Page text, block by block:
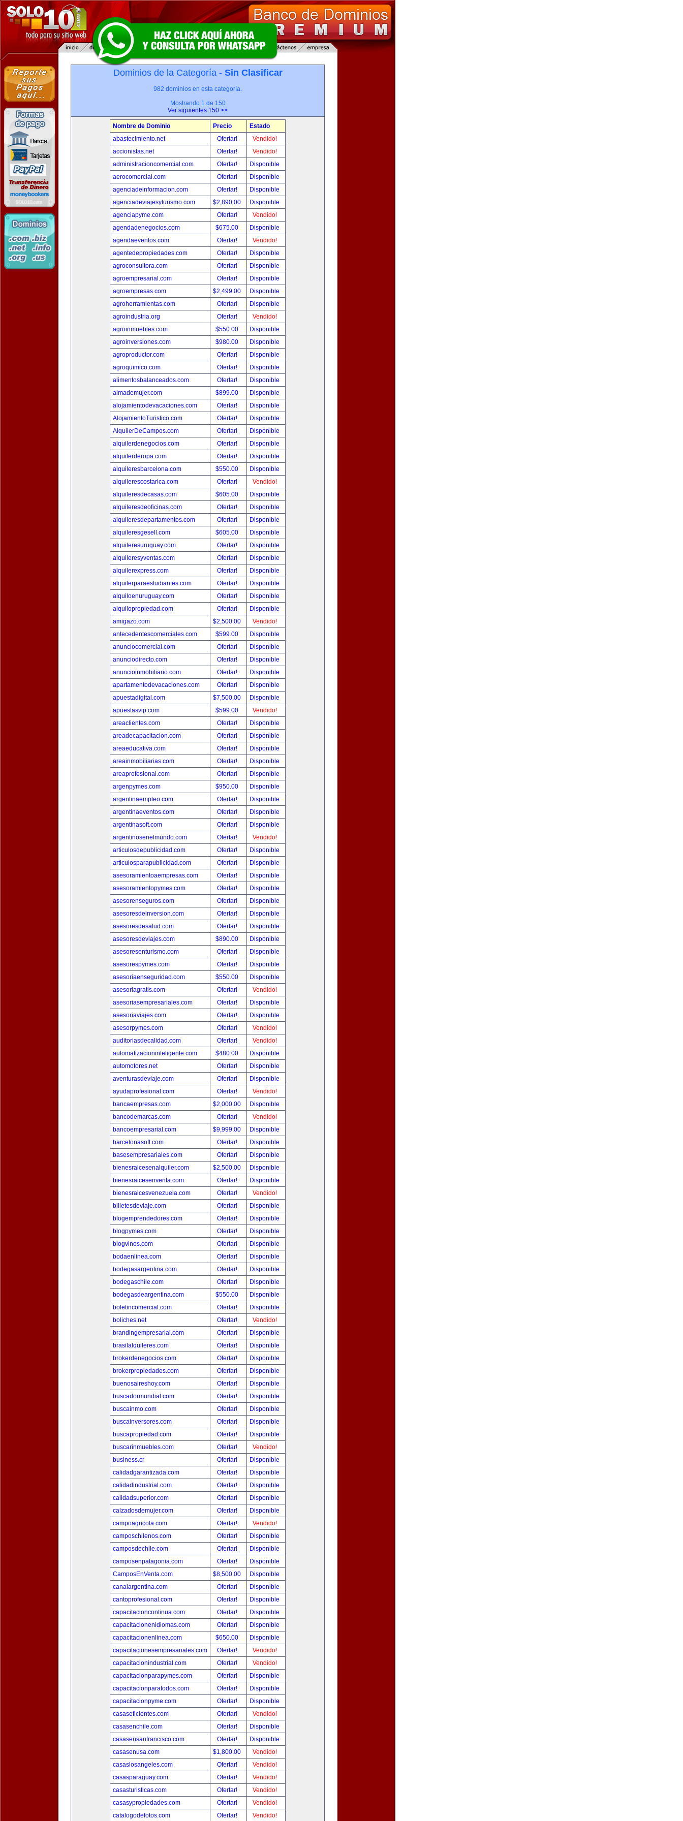
Dominios de la Categoría - Sin Clasificar
982 dominios en esta categoría.
Mostrando 1 de 150
Ver siguientes 150 >>
Nombre de Dominio Precio
Estado
abastecimiento.net
Ofertar!
Vendido!
accionistas.net
Ofertar!
Vendido!
administracioncomercial.com
Ofertar!
Disponible
aerocomercial.com
Ofertar!
Disponible
agenciadeinformacion.com
Ofertar!
Disponible
agenciadeviajesyturismo.com
$2,890.00
Disponible
agenciapyme.com
Ofertar!
Vendido!
agendadenegocios.com
$675.00
Disponible
agendaeventos.com
Ofertar!
Vendido!
agentedepropiedades.com
Ofertar!
Disponible
agroconsultora.com
Ofertar!
Disponible
agroempresarial.com
Ofertar!
Disponible
agroempresas.com
$2,499.00
Disponible
agroherramientas.com
Ofertar!
Disponible
agroindustria.org
Ofertar!
Vendido!
agroinmuebles.com
$550.00
Disponible
agroinversiones.com
$980.00
Disponible
agroproductor.com
Ofertar!
Disponible
agroquimico.com
Ofertar!
Disponible
alimentosbalanceados.com
Ofertar!
Disponible
almademujer.com
$899.00
Disponible
alojamientodevacaciones.com
Ofertar!
Disponible
AlojamientoTuristico.com
Ofertar!
Disponible
AlquilerDeCampos.com
Ofertar!
Disponible
alquilerdenegocios.com
Ofertar!
Disponible
alquilerderopa.com
Ofertar!
Disponible
alquileresbarcelona.com
$550.00
Disponible
alquilerescostarica.com
Ofertar!
Vendido!
alquileresdecasas.com
$605.00
Disponible
alquileresdeoficinas.com
Ofertar!
Disponible
alquileresdepartamentos.com
Ofertar!
Disponible
alquileresgesell.com
$605.00
Disponible
alquileresuruguay.com
Ofertar!
Disponible
alquileresyventas.com
Ofertar!
Disponible
alquilerexpress.com
Ofertar!
Disponible
alquilerparaestudiantes.com
Ofertar!
Disponible
alquiloenuruguay.com
Ofertar!
Disponible
alquilopropiedad.com
Ofertar!
Disponible
amigazo.com
$2,500.00
Vendido!
antecedentescomerciales.com
$599.00
Disponible
anunciocomercial.com
Ofertar!
Disponible
anunciodirecto.com
Ofertar!
Disponible
anuncioinmobiliario.com
Ofertar!
Disponible
apartamentodevacaciones.com
Ofertar!
Disponible
apuestadigital.com
$7,500.00
Disponible
apuestasvip.com
$599.00
Vendido!
areaclientes.com
Ofertar!
Disponible
areadecapacitacion.com
Ofertar!
Disponible
areaeducativa.com
Ofertar!
Disponible
areainmobiliarias.com
Ofertar!
Disponible
areaprofesional.com
Ofertar!
Disponible
argenpymes.com
$950.00
Disponible
argentinaempleo.com
Ofertar!
Disponible
argentinaeventos.com
Ofertar!
Disponible
argentinasoft.com
Ofertar!
Disponible
argentinosenelmundo.com
Ofertar!
Vendido!
articulosdepublicidad.com
Ofertar!
Disponible
articulosparapublicidad.com
Ofertar!
Disponible
asesoramientoaempresas.com
Ofertar!
Disponible
asesoramientopymes.com
Ofertar!
Disponible
asesorenseguros.com
Ofertar!
Disponible
asesoresdeinversion.com
Ofertar!
Disponible
asesoresdesalud.com
Ofertar!
Disponible
asesoresdeviajes.com
$890.00
Disponible
asesoresenturismo.com
Ofertar!
Disponible
asesorespymes.com
Ofertar!
Disponible
asesoriaenseguridad.com
$550.00
Disponible
asesoriagratis.com
Ofertar!
Vendido!
asesoriasempresariales.com
Ofertar!
Disponible
asesoriaviajes.com
Ofertar!
Disponible
asesorpymes.com
Ofertar!
Vendido!
auditoriasdecalidad.com
Ofertar!
Vendido!
automatizacioninteligente.com
$480.00
Disponible
automotores.net
Ofertar!
Disponible
aventurasdeviaje.com
Ofertar!
Disponible
ayudaprofesional.com
Ofertar!
Vendido!
bancaempresas.com
$2,000.00
Disponible
bancodemarcas.com
Ofertar!
Vendido!
bancoempresarial.com
$9,999.00
Disponible
barcelonasoft.com
Ofertar!
Disponible
basesempresariales.com
Ofertar!
Disponible
bienesraicesenalquiler.com
$2,500.00
Disponible
bienesraicesenventa.com
Ofertar!
Disponible
bienesraicesvenezuela.com
Ofertar!
Vendido!
billetesdeviaje.com
Ofertar!
Disponible
blogemprendedores.com
Ofertar!
Disponible
blogpymes.com
Ofertar!
Disponible
blogvinos.com
Ofertar!
Disponible
bodaenlinea.com
Ofertar!
Disponible
bodegasargentina.com
Ofertar!
Disponible
bodegaschile.com
Ofertar!
Disponible
bodegasdeargentina.com
$550.00
Disponible
boletincomercial.com
Ofertar!
Disponible
boliches.net
Ofertar!
Vendido!
brandingempresarial.com
Ofertar!
Disponible
brasilalquileres.com
Ofertar!
Disponible
brokerdenegocios.com
Ofertar!
Disponible
brokerpropiedades.com
Ofertar!
Disponible
buenosaireshoy.com
Ofertar!
Disponible
buscadormundial.com
Ofertar!
Disponible
buscainmo.com
Ofertar!
Disponible
buscainversores.com
Ofertar!
Disponible
buscapropiedad.com
Ofertar!
Disponible
buscarinmuebles.com
Ofertar!
Vendido!
business.cr
Ofertar!
Disponible
calidadgarantizada.com
Ofertar!
Disponible
calidadindustrial.com
Ofertar!
Disponible
calidadsuperior.com
Ofertar!
Disponible
calzadosdemujer.com
Ofertar!
Disponible
campoagricola.com
Ofertar!
Vendido!
camposchilenos.com
Ofertar!
Disponible
camposdechile.com
Ofertar!
Disponible
camposenpatagonia.com
Ofertar!
Disponible
CamposEnVenta.com
$8,500.00
Disponible
canalargentina.com
Ofertar!
Disponible
cantoprofesional.com
Ofertar!
Disponible
capacitacioncontinua.com
Ofertar!
Disponible
capacitacionenidiomas.com
Ofertar!
Disponible
capacitacionenlinea.com
$650.00
Disponible
capacitacionesempresariales.com
Ofertar!
Vendido!
capacitacionindustrial.com
Ofertar!
Vendido!
capacitacionparapymes.com
Ofertar!
Disponible
capacitacionparatodos.com
Ofertar!
Disponible
capacitacionpyme.com
Ofertar!
Disponible
casaseficientes.com
Ofertar!
Vendido!
casasenchile.com
Ofertar!
Disponible
casasensanfrancisco.com
Ofertar!
Disponible
casasenusa.com
$1,800.00
Vendido!
casaslosangeles.com
Ofertar!
Vendido!
casasparaguay.com
Ofertar!
Vendido!
casasturisticas.com
Ofertar!
Vendido!
casasypropiedades.com
Ofertar!
Vendido!
catalogodefotos.com
Ofertar! Vendido!